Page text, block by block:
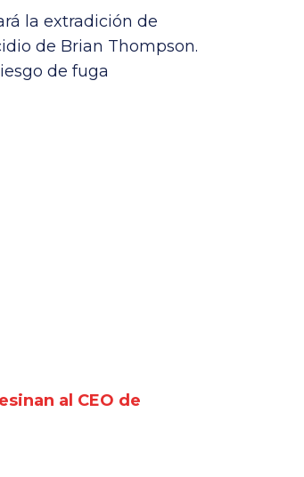
la extradición de
de Brian Thompson.
de fuga
al CEO de